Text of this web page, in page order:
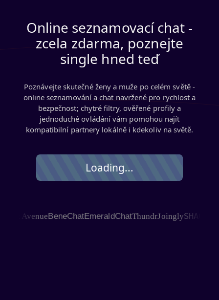
Online seznamovací chat -
zcela zdarma, poznejte
single hned teď
Poznávejte skutečné ženy a muže po celém světě -
online seznamování a chat navržené pro rychlost a
bezpečnost; chytré filtry, ověřené profily a
jednoduché ovládání vám pomohou najít
kompatibilní partnery lokálně i kdekoliv na světě.
Loading...
AvenueBeneChatEmeraldChatThundrJoinglySHAGLE